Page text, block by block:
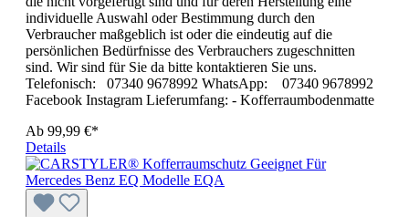
individuelle Auswahl oder Bestimmung durch den
Verbraucher maßgeblich ist oder die eindeutig auf die
persönlichen Bedürfnisse des Verbrauchers zugeschnitten
sind. Wir sind für Sie da bitte kontaktieren Sie uns.
Telefonisch: 07340 9678992 WhatsApp: 07340 9678992
Facebook Instagram Lieferumfang: - Kofferraumbodenmatte
Ab 99,99 €*
Details